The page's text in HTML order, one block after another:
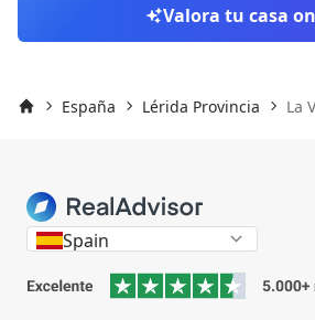
Valora tu casa
España Lérida Provincia La
Spain